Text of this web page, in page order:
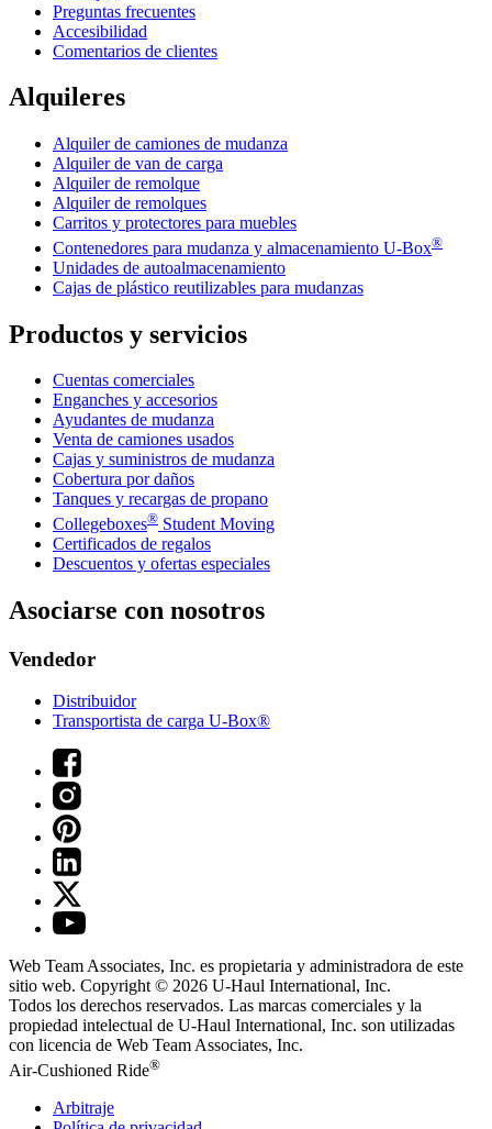
Preguntas frecuentes
Accesibilidad
Comentarios de clientes
Alquileres
Alquiler de camiones de mudanza
Alquiler de van de carga
Alquiler de remolque
Alquiler de remolques
Carritos y protectores para muebles
Contenedores para mudanza y almacenamiento U-Box®
Unidades de autoalmacenamiento
Cajas de plástico reutilizables para mudanzas
Productos y servicios
Cuentas comerciales
Enganches y accesorios
Ayudantes de mudanza
Venta de camiones usados
Cajas y suministros de mudanza
Cobertura por daños
Tanques y recargas de propano
Collegeboxes® Student Moving
Certificados de regalos
Descuentos y ofertas especiales
Asociarse con nosotros
Vendedor
Distribuidor
Transportista de carga U-Box®
Web Team Associates, Inc. es propietaria y administradora de este
sitio web. Copyright © 2026 U-Haul International, Inc.
Todos los derechos reservados. Las marcas comerciales y la
propiedad intelectual de U-Haul International, Inc. son utilizadas
con licencia de Web Team Associates, Inc.
Air-Cushioned Ride®
Arbitraje